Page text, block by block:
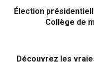
Élection
Collège de
Découvrez les